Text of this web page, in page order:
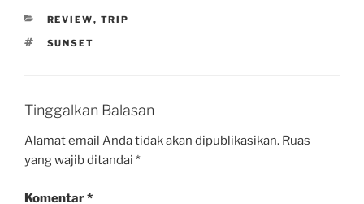
b
KATEGORI
REVIEW, TRIP
TAG
SUNSET
Tinggalkan Balasan
Alamat email Anda tidak akan dipublikasikan. Ruas
yang wajib ditandai *
Komentar*